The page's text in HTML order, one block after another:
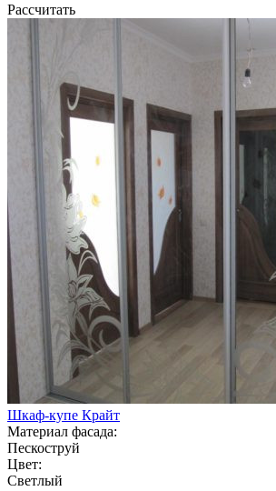
Рассчитать
Шкаф-купе Крайт
Материал фасада:
Пескоструй
Цвет:
Светлый